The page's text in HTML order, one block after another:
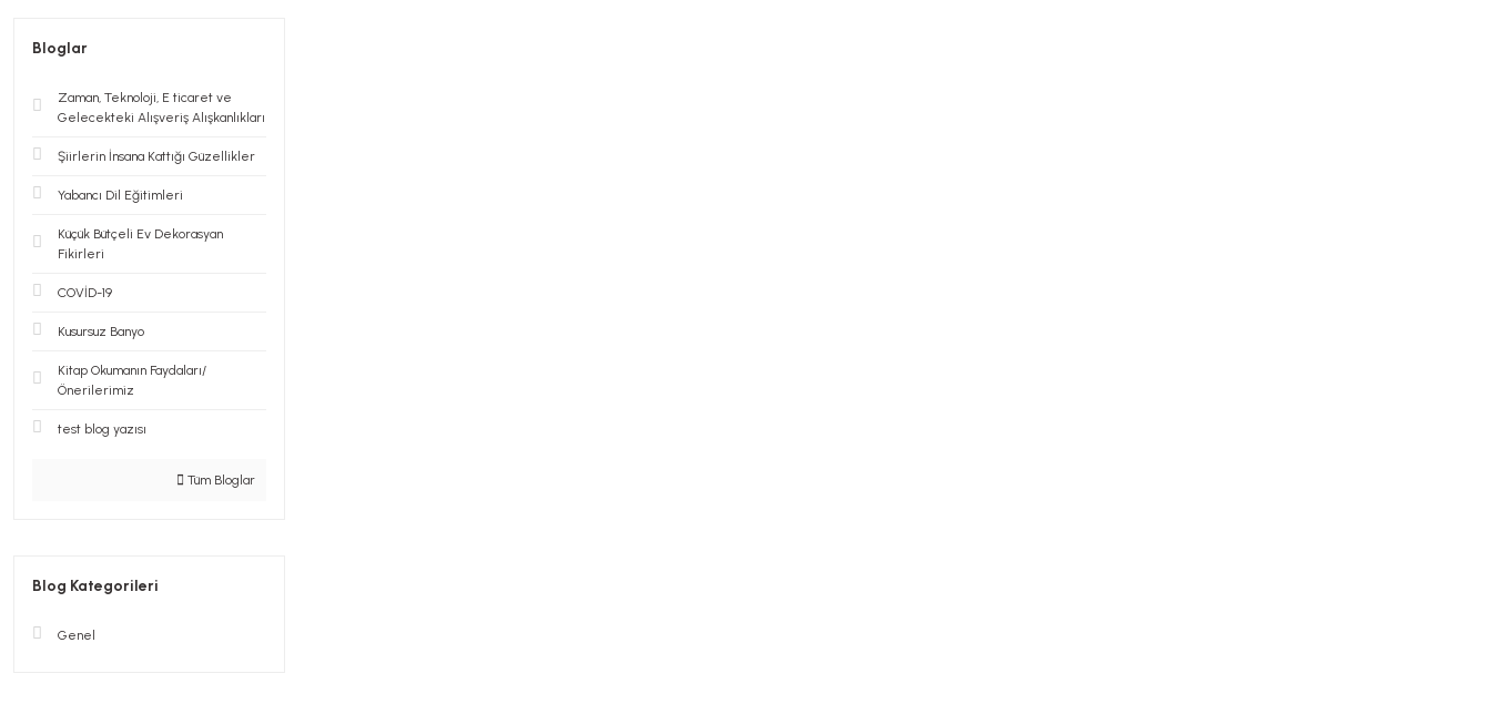
Bloglar
Zaman, Teknoloji, E ticaret ve
Gelecekteki Alışveriş Alışkanlıkları
Şiirlerin İnsana Kattığı Güzellikler
Yabancı Dil Eğitimleri
Küçük Bütçeli Ev Dekorasyan
Fikirleri
COVİD-19
Kusursuz Banyo
Kitap Okumanın Faydaları/
Önerilerimiz
test blog yazısı
Tüm Bloglar
Blog Kategorileri
Genel